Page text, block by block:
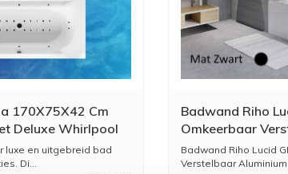
170X75X42 Cm
Deluxe Whirlpool
luxe en uitgebreid bad
Di...
Badwand Riho
Omkeerbaar
Aluminium
Zwart
Badwand Riho Lucid
Verstelbaar Aluminium